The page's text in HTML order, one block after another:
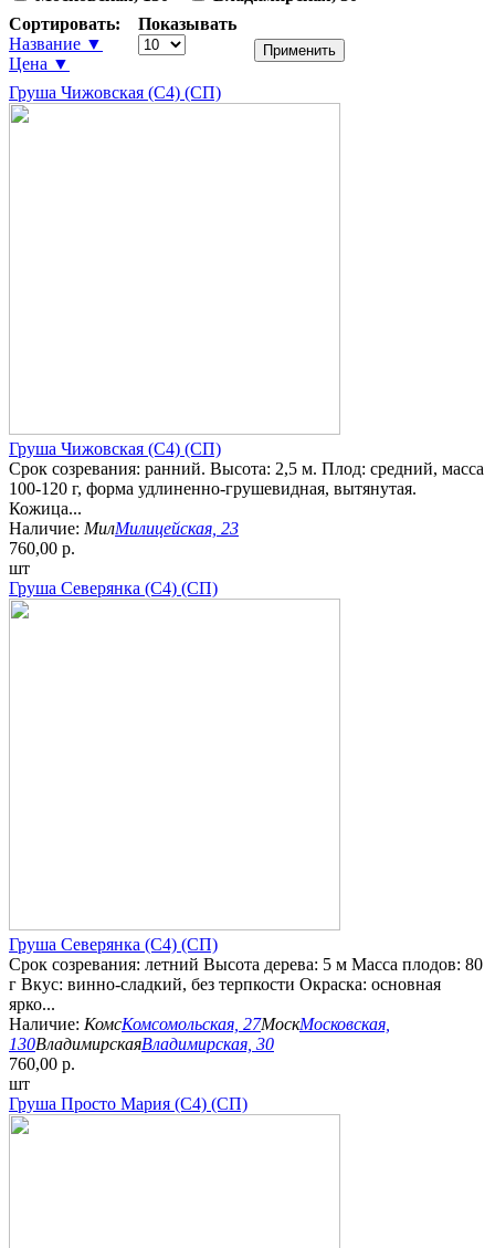
Сортировать:
Название ▼
Цена ▼
Показывать
Груша Чижовская (С4) (СП)
Груша Чижовская (С4) (СП)
Срок созревания: ранний. Высота: 2,5 м. Плод: средний, масса
100-120 г, форма удлиненно-грушевидная, вытянутая.
Кожица...
Наличие: МилМилицейская, 23
760,00 р.
шт
Груша Северянка (С4) (СП)
Груша Северянка (С4) (СП)
Срок созревания: летний Высота дерева: 5 м Масса плодов: 80
г Вкус: винно-сладкий, без терпкости Окраска: основная
ярко...
Наличие: КомсКомсомольская, 27МоскМосковская,
130ВладимирскаяВладимирская, 30
760,00 р.
шт
Груша Просто Мария (С4) (СП)